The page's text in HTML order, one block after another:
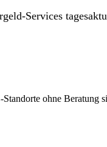
Services
ohne